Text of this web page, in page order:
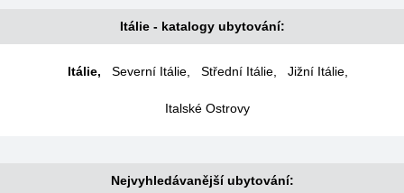
Itálie - katalogy ubytování:
Itálie, Severní Itálie, Střední Itálie, Jižní Itálie,
Italské Ostrovy
Nejvyhledávanější ubytování: